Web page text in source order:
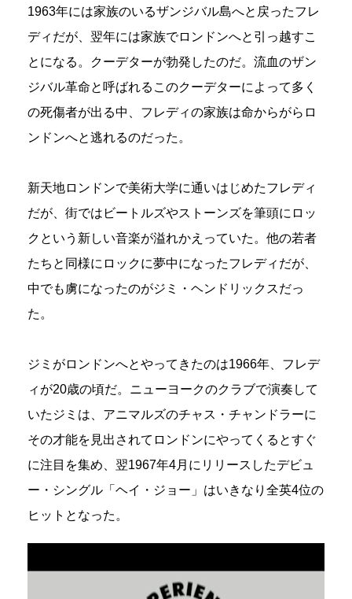
1963年には家族のいるザンジバル島へと戻ったフレ
ディだが、翌年には家族でロンドンへと引っ越すこ
とになる。クーデターが勃発したのだ。流血のザン
ジバル革命と呼ばれるこのクーデターによって多く
の死傷者が出る中、フレディの家族は命からがらロ
ンドンへと逃れるのだった。
新天地ロンドンで美術大学に通いはじめたフレディ
だが、街ではビートルズやストーンズを筆頭にロッ
クという新しい音楽が溢れかえっていた。他の若者
たちと同様にロックに夢中になったフレディだが、
中でも虜になったのがジミ・ヘンドリックスだっ
た。
ジミがロンドンへとやってきたのは1966年、フレデ
ィが20歳の頃だ。ニューヨークのクラブで演奏して
いたジミは、アニマルズのチャス・チャンドラーに
その才能を見出されてロンドンにやってくるとすぐ
に注目を集め、翌1967年4月にリリースしたデビュ
ー・シングル「ヘイ・ジョー」はいきなり全英4位の
ヒットとなった。